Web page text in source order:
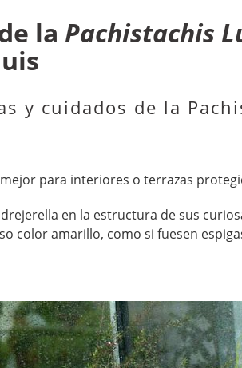
la Pachistachis
y cuidados de la
para interiores o terrazas
en la estructura de sus
color amarillo, como si fuesen